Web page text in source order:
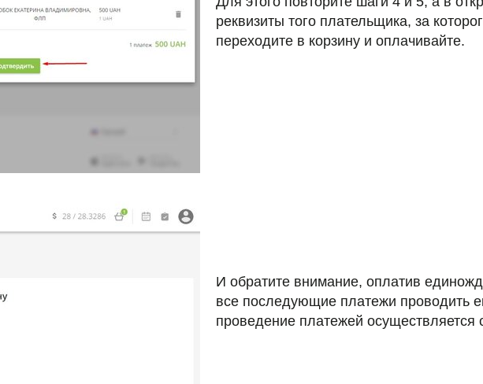
реквизиты того плательщика, за
переходите в корзину и оплачивайте.
И обратите внимание, оплатив
все последующие платежи проводить
проведение платежей осуществляется